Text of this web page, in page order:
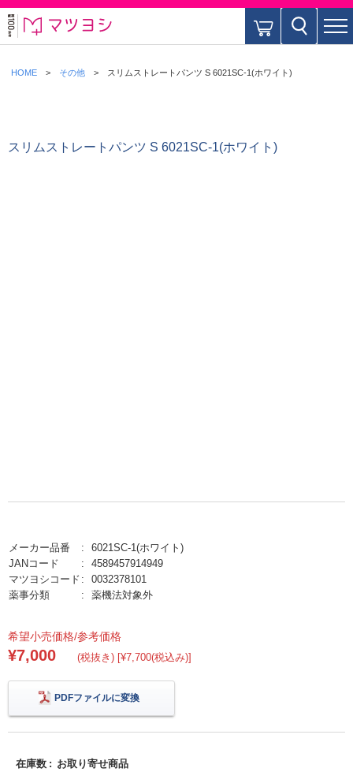
HOME その他 スリムストレートパンツ S 6021SC-1(ホワイト)
スリムストレートパンツ S 6021SC-1(ホワイト)
メーカー品番
6021SC-1(ホワイト)
JANコード
4589457914949
マツヨシコード
0032378101
薬事分類
薬機法対象外
希望小売価格/参考価格
¥7,000 (税抜き) [¥7,700(税込み)]
PDFファイルに変換
在庫数 お取り寄せ商品